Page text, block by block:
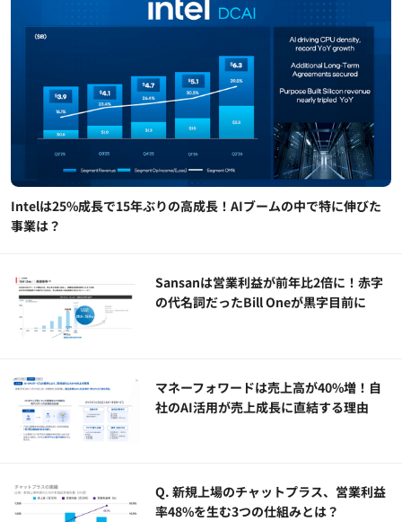
Intelは25%成長で15年ぶりの高成長！AIブームの中で特に伸びた
事業は？
Sansanは営業利益が前年比2倍に！赤字
の代名詞だったBill Oneが黒字目前に
マネーフォワードは売上高が40%増！自
社のAI活用が売上成長に直結する理由
Q. 新規上場のチャットプラス、営業利益
率48%を生む3つの仕組みとは？